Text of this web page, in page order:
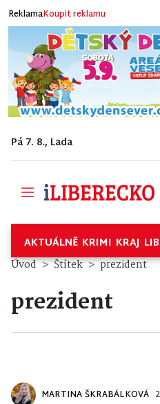
ReklamaKoupit reklamu
Pá 7. 8., Lada
AKTUÁLNĚ KRIMI KRAJ
Úvod Štítek prezident
prezident
MARTINA ŠKRABÁLKOVÁ